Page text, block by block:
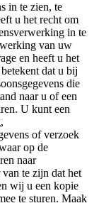
in te zien, te
u het recht om
in te
van uw
en heeft u het
dat u bij
die
naar u of een
U kunt een
of verzoek
op de
naar
te zijn dat het
wij u een kopie
te sturen. Maak